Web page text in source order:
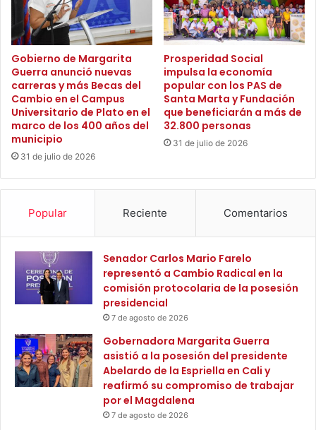
a
i
n
t
e
r
c
u
l
t
r
M
G
D
A
e
t
i
d
o
s
c
o
n
e
p
g
p
a
Gobierno de Margarita
Guerra anunció nuevas
carreras y más Becas del
Cambio en el Campus
Universitario de Plato en el
marco de los 400 años del
municipio
31 de julio de 2026
Prosperidad Social
impulsa la economía
popular con los PAS de
Santa Marta y Fundación
que beneficiarán a más de
32.800 personas
31 de julio de 2026
Popular Reciente Comentarios
Senador Carlos Mario Farelo
representó a Cambio Radical en la
comisión protocolaria de la posesión
presidencial
7 de agosto de 2026
Gobernadora Margarita Guerra
asistió a la posesión del presidente
Abelardo de la Espriella en Cali y
reafirmó su compromiso de trabajar
por el Magdalena
7 de agosto de 2026